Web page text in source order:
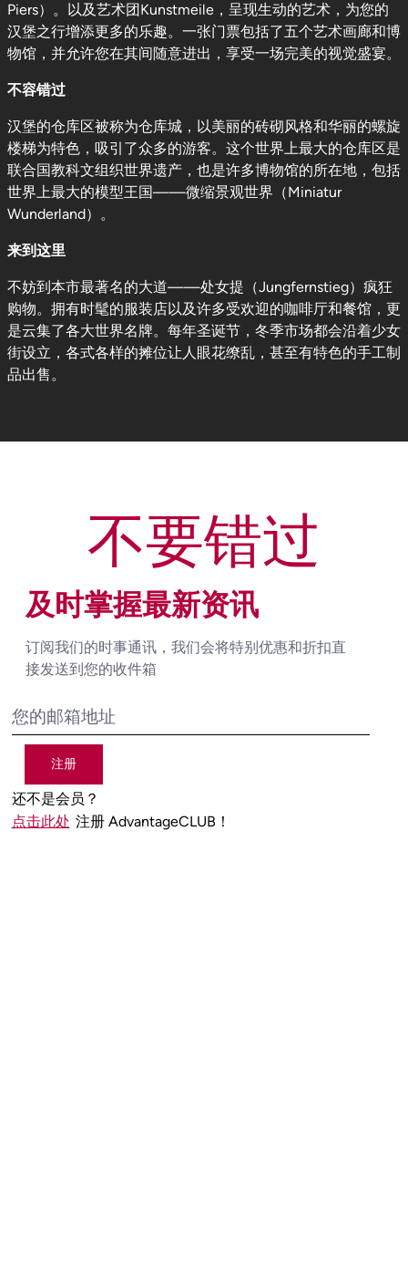
Piers）。以及艺术团Kunstmeile，呈现生动的艺术，为您的
汉堡之行增添更多的乐趣。一张门票包括了五个艺术画廊和博
物馆，并允许您在其间随意进出，享受一场完美的视觉盛宴。
不容错过
汉堡的仓库区被称为仓库城，以美丽的砖砌风格和华丽的螺旋
楼梯为特色，吸引了众多的游客。这个世界上最大的仓库区是
联合国教科文组织世界遗产，也是许多博物馆的所在地，包括
世界上最大的模型王国——微缩景观世界（Miniatur
Wunderland）。
来到这里
不妨到本市最著名的大道——处女提（Jungfernstieg）疯狂
购物。拥有时髦的服装店以及许多受欢迎的咖啡厅和餐馆，更
是云集了各大世界名牌。每年圣诞节，冬季市场都会沿着少女
街设立，各式各样的摊位让人眼花缭乱，甚至有特色的手工制
品出售。
及时掌握最新资讯
订阅我们的时事通讯，我们会将特别优惠和折扣直
接发送到您的收件箱
注册
还不是会员？
点击此处 注册 AdvantageCLUB！
不要错过